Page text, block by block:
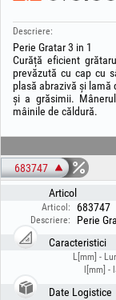
Descriere:
Perie Gratar 3 in 1
Curăță eficient
prevăzută cu cap cu
plasă abrazivă și
și a grăsimii.
mâinile de căldură.
683747
Articol
Articol: 683747
Descriere:
Perie
Caracteristici
L[mm] -
l[mm] -
Date Logistice